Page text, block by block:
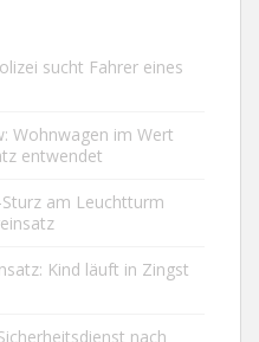
sucht Fahrer eines
Wohnwagen im Wert
entwendet
am Leuchtturm
Kind läuft in Zingst
nach